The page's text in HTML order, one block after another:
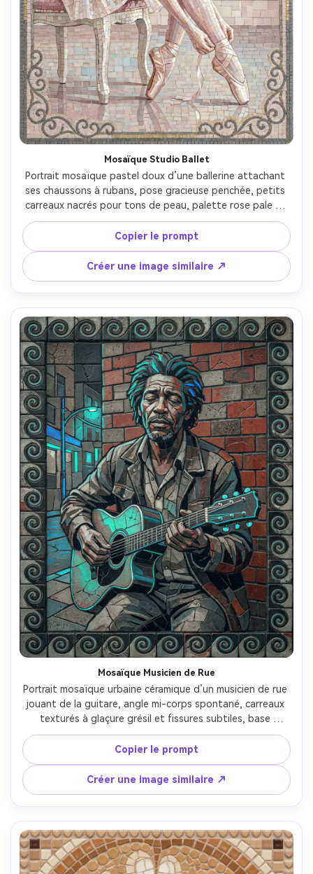
Mosaïque Studio Ballet
Portrait mosaïque pastel doux d’une ballerine attachant
ses chaussons à rubans, pose gracieuse penchée, petits
carreaux nacrés pour tons de peau, palette rose pale et
ivoire, arrière-plan studio miroir stylisé en blocs de
tesselles réfléchissantes, bordure filigrane délicate,
ambiance sereine et élégante, reflets de carreaux très
détaillés, composition équilibrée, éclairage
cinématographique doux --ar 4:5
Copier le prompt
Créer une image similaire ↗
Mosaïque Musicien de Rue
Portrait mosaïque urbaine céramique d’un musicien de rue
jouant de la guitare, angle mi-corps spontané, carreaux
texturés à glaçure grésil et fissures subtiles, base
charbon mat avec accents néon turquoise, motif mur de
briques en tesselles, bordure rythmique comme des
ondes sonores, ambiance profonde et mélancolique,
bordures des carreaux faites main très détaillées, objectif
85mm, faible profondeur de champ, éclairage
cinématographique doux --ar 4:5
Copier le prompt
Créer une image similaire ↗